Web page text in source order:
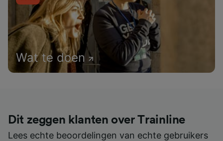
Wat te doen
Dit zeggen klanten over Trainline
Lees echte beoordelingen van echte gebruikers